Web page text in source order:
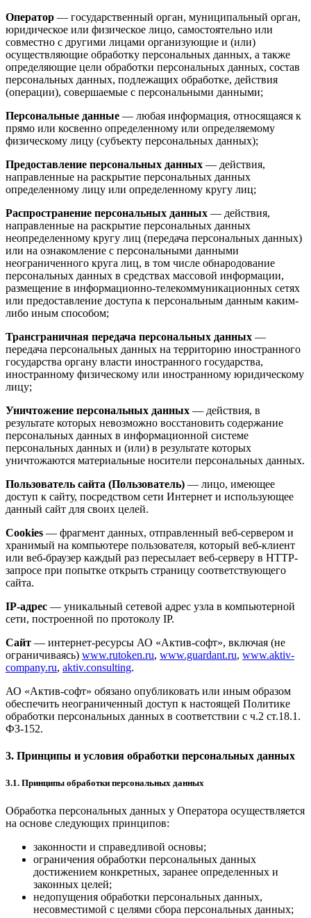
Оператор — государственный орган, муниципальный орган,
юридическое или физическое лицо, самостоятельно или
совместно с другими лицами организующие и (или)
осуществляющие обработку персональных данных, а также
определяющие цели обработки персональных данных, состав
персональных данных, подлежащих обработке, действия
(операции), совершаемые с персональными данными;
Персональные данные — любая информация, относящаяся к
прямо или косвенно определенному или определяемому
физическому лицу (субъекту персональных данных);
Предоставление персональных данных — действия,
направленные на раскрытие персональных данных
определенному лицу или определенному кругу лиц;
Распространение персональных данных — действия,
направленные на раскрытие персональных данных
неопределенному кругу лиц (передача персональных данных)
или на ознакомление с персональными данными
неограниченного круга лиц, в том числе обнародование
персональных данных в средствах массовой информации,
размещение в информационно-телекоммуникационных сетях
или предоставление доступа к персональным данным каким-
либо иным способом;
Трансграничная передача персональных данных —
передача персональных данных на территорию иностранного
государства органу власти иностранного государства,
иностранному физическому или иностранному юридическому
лицу;
Уничтожение персональных данных — действия, в
результате которых невозможно восстановить содержание
персональных данных в информационной системе
персональных данных и (или) в результате которых
уничтожаются материальные носители персональных данных.
Пользователь сайта (Пользователь) — лицо, имеющее
доступ к сайту, посредством сети Интернет и использующее
данный сайт для своих целей.
Cookies — фрагмент данных, отправленный веб-сервером и
хранимый на компьютере пользователя, который веб-клиент
или веб-браузер каждый раз пересылает веб-серверу в HTTP-
запросе при попытке открыть страницу соответствующего
сайта.
IP-адрес — уникальный сетевой адрес узла в компьютерной
сети, построенной по протоколу IP.
Сайт — интернет-ресурсы АО «Актив-софт», включая (не
ограничиваясь) www.rutoken.ru, www.guardant.ru, www.aktiv-
company.ru, aktiv.consulting.
АО «Актив-софт» обязано опубликовать или иным образом
обеспечить неограниченный доступ к настоящей Политике
обработки персональных данных в соответствии с ч.2 ст.18.1.
ФЗ-152.
3. Принципы и условия обработки персональных данных
3.1. Принципы обработки персональных данных
Обработка персональных данных у Оператора осуществляется
на основе следующих принципов:
законности и справедливой основы;
ограничения обработки персональных данных
достижением конкретных, заранее определенных и
законных целей;
недопущения обработки персональных данных,
несовместимой с целями сбора персональных данных;